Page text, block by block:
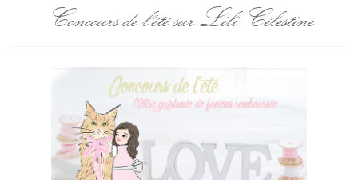
Concours de l'été sur Lili Célestine